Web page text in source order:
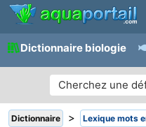
Dictionnaire biologie
Dictionnaire > Lexique mots